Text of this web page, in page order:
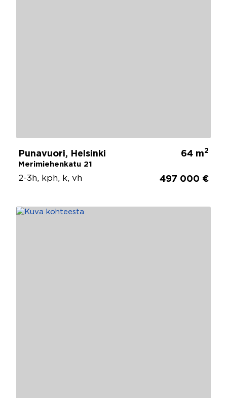
Punavuori, Helsinki
Merimiehenkatu 21
64 m2
2-3h, kph, k, vh 497 000 €